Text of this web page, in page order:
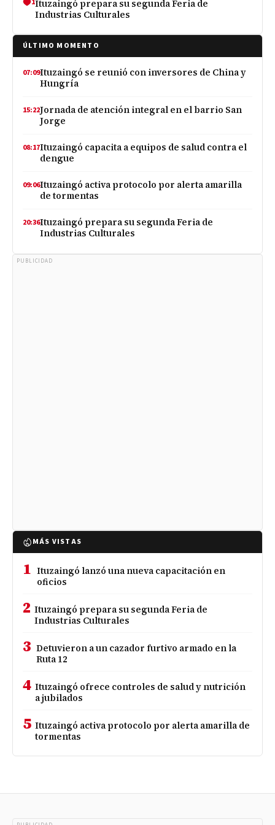
Ituzaingó prepara su segunda Feria de
Industrias Culturales
ÚLTIMO MOMENTO
07:09Ituzaingó se reunió con inversores de China y
Hungría
15:22Jornada de atención integral en el barrio San
Jorge
08:17Ituzaingó capacita a equipos de salud contra el
dengue
09:06Ituzaingó activa protocolo por alerta amarilla
de tormentas
20:36Ituzaingó prepara su segunda Feria de
Industrias Culturales
PUBLICIDAD
MÁS VISTAS
1 Ituzaingó lanzó una nueva capacitación en
oficios
2 Ituzaingó prepara su segunda Feria de
Industrias Culturales
3 Detuvieron a un cazador furtivo armado en la
Ruta 12
4 Ituzaingó ofrece controles de salud y nutrición
a jubilados
5 Ituzaingó activa protocolo por alerta amarilla de
tormentas